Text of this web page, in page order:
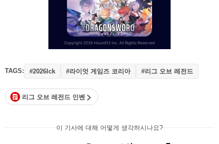
TAGS: #2026lck #라이엇 게임즈 코리아 #리그 오브 레전드
리그 오브 레전드 인벤
이 기사에 대해 어떻게 생각하시나요?